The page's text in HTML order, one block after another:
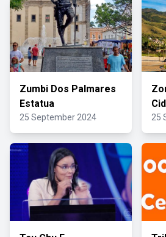
Zumbi Dos Palmares
Estatua
25 September 2024 25